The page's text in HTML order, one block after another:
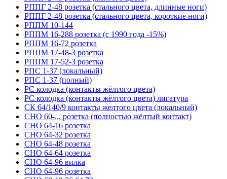
РППГ 2-48 розетка (стального цвета, длинные ноги)
РППГ 2-48 розетка (стального цвета, короткие ноги)
РППМ 10-144
РППМ 16-288 розетка (с 1990 года -15%)
РППМ 16-72 розетка
РППМ 17-48-3 розетка
РППМ 17-52-3 розетка
РПС 1-37 (локальный)
РПС 1-37 (полный)
РС колодка (контакты жёлтого цвета)
РС колодка (контакты жёлтого цвета) лигатура
СК 64/140/9 контакты желтого цвета (локальный)
СНО 60-... розетка (полностью жёлтый контакт)
СНО 64-16 розетка
СНО 64-32 розетка
СНО 64-48 розетка
СНО 64-64 розетка
СНО 64-96 вилка
СНО 64-96 розетка